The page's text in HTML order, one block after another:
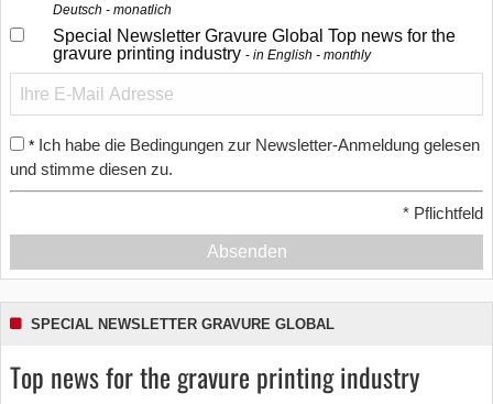
Deutsch - monatlich
Special Newsletter Gravure Global Top news for the
gravure printing industry
in English - monthly
* Ich habe die Bedingungen zur Newsletter-Anmeldung gelesen
und stimme diesen zu.
* Pflichtfeld
Absenden
SPECIAL NEWSLETTER GRAVURE GLOBAL
Top news for the gravure printing industry